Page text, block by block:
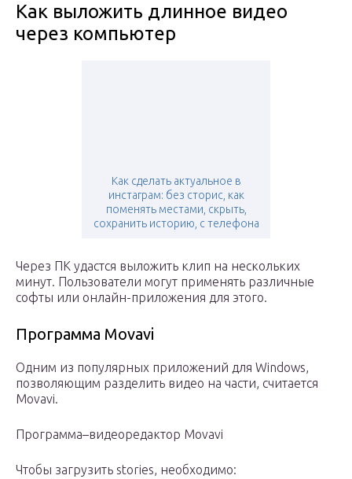
Как выложить длинное видео
через компьютер
Как сделать актуальное в
инстаграм: без сторис, как
поменять местами, скрыть,
сохранить историю, с телефона
Через ПК удастся выложить клип на нескольких
минут. Пользователи могут применять различные
софты или онлайн-приложения для этого.
Программа Movavi
Одним из популярных приложений для Windows,
позволяющим разделить видео на части, считается
Movavi.
Программа–видеоредактор Movavi
Чтобы загрузить stories, необходимо: